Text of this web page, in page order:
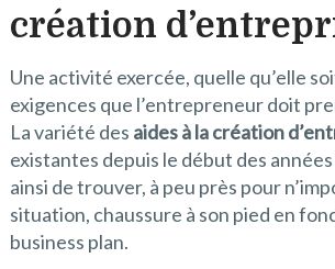
création
Une activité exercée, quelle qu’elle
exigences que l’entrepreneur doit
La variété des aides à la création
existantes depuis le début des
ainsi de trouver, à peu près pour
situation, chaussure à son pied en
business plan.